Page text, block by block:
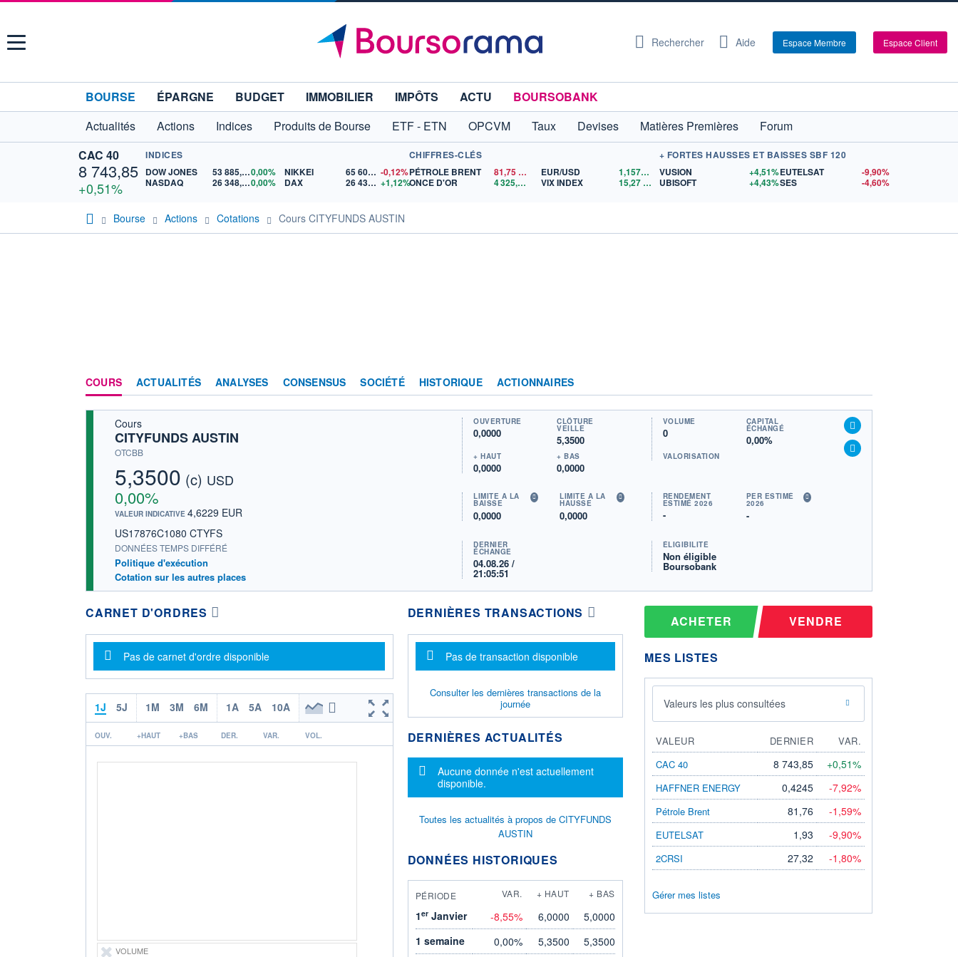
Menu Rechercher Aide Espace Membre Espace Client
BOURSE ÉPARGNE BUDGET IMMOBILIER IMPÔTS ACTU
BOURSOBANK
Actualités
Actions Indices Produits de Bourse ETF - ETN OPCVM Taux Devises Matières Premières
Forum
CAC 40
8 743,85
+0,51%
INDICES
DOW JONES
53 885,100,00%
NASDAQ
26 348,350,00%
NIKKEI 65 606,71 -0,12%
DAX
26 433,92 +1,12%
CHIFFRES-CLÉS
PÉTROLE BRENT
81,75
ONCE D'OR
4 325,02 $US
EUR/USD 1,1572$US
VIX INDEX
15,27
+ FORTES HAUSSES ET BAISSES SBF 120
VUSION
+4,51%
UBISOFT
+4,43%
EUTELSAT
-9,90%
SES
-4,60%
Bourse Actions Cotations Cours CITYFUNDS AUSTIN
COURS ACTUALITÉS ANALYSES CONSENSUS SOCIÉTÉ HISTORIQUE ACTIONNAIRES
Cours
CITYFUNDS AUSTIN
OTCBB
5,3500 (c) USD
0,00%
VALEUR INDICATIVE 4,6229 EUR
US17876C1080 CTYFS
DONNÉES TEMPS DIFFÉRÉ
Politique d'exécution
Cotation sur les autres places
OUVERTURE
0,0000
CLÔTURE
VEILLE
5,3500
+ HAUT
0,0000
+ BAS
0,0000
VOLUME
0
CAPITAL
ÉCHANGÉ
0,00%
VALORISATION
LIMITE À LA
BAISSE
0,0000
LIMITE À LA
HAUSSE
0,0000
RENDEMENT
ESTIMÉ 2026
-
PER ESTIMÉ
2026
-
DERNIER
ÉCHANGE
04.08.26 /
21:05:51
ÉLIGIBILITÉ
Non éligible
Boursobank
CARNET D'ORDRES
Message d'information
Pas de carnet d'ordre disponible
1J 5J 1M 3M 6M 1A 5A 10A
OUV. +HAUT +BAS DER. VAR. VOL.
VOLUME
DERNIÈRES TRANSACTIONS
Message d'information
Pas de transaction disponible
Consulter les dernières transactions de la
journée
DERNIÈRES ACTUALITÉS
Message d'information
Aucune donnée n'est actuellement
disponible.
Toutes les actualités à propos de CITYFUNDS
AUSTIN
DONNÉES HISTORIQUES
PÉRIODE VAR. + HAUT + BAS
1erJanvier -8,55% 6,0000
5,0000
1 semaine
0,00% 5,3500
5,3500
ACHETER VENDRE
MES LISTES
Valeurs les plus consultées
VALEUR DERNIER
VAR.
CAC 40
8 743,85 +0,51%
HAFFNER ENERGY 0,4245 -7,92%
Pétrole Brent 81,76 -1,59%
EUTELSAT 1,93 -9,90%
2CRSI 27,32 -1,80%
Gérer mes listes